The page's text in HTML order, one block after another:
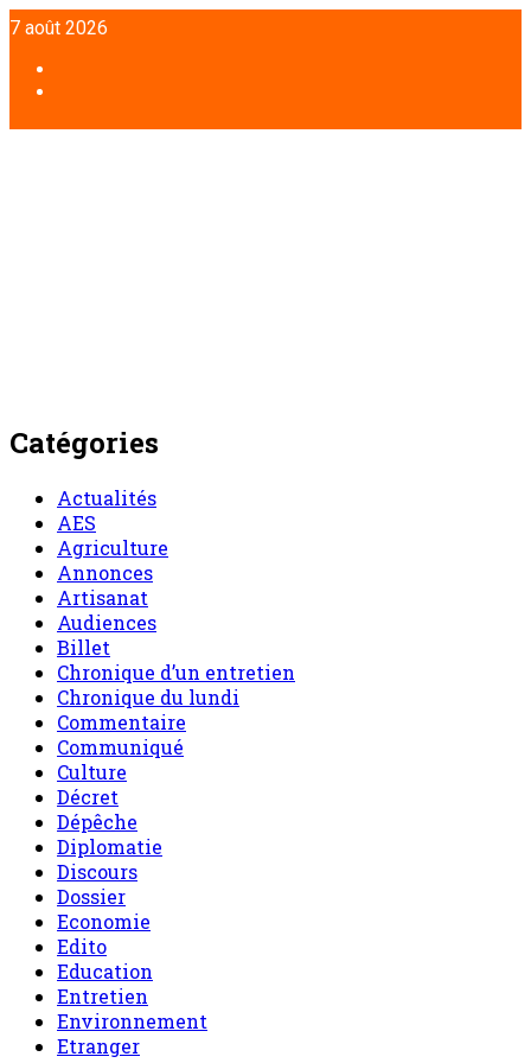
Aller
au
contenu
7 août 2026
Catégories
Actualités
AES
Agriculture
Annonces
Artisanat
Audiences
Billet
Chronique d’un entretien
Chronique du lundi
Commentaire
Communiqué
Culture
Décret
Dépêche
Diplomatie
Discours
Dossier
Economie
Edito
Education
Entretien
Environnement
Etranger